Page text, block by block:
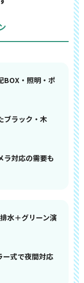
BOX・照明・ポ
ブラック・木
ラ対応の需要も
水＋グリーン演
ー式で夜間対応